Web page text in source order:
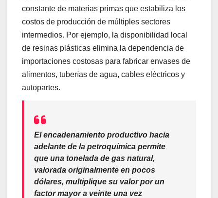
constante de materias primas que estabiliza los
costos de producción de múltiples sectores
intermedios. Por ejemplo, la disponibilidad local
de resinas plásticas elimina la dependencia de
importaciones costosas para fabricar envases de
alimentos, tuberías de agua, cables eléctricos y
autopartes.
El encadenamiento productivo hacia
adelante de la petroquímica permite
que una tonelada de gas natural,
valorada originalmente en pocos
dólares, multiplique su valor por un
factor mayor a veinte una vez